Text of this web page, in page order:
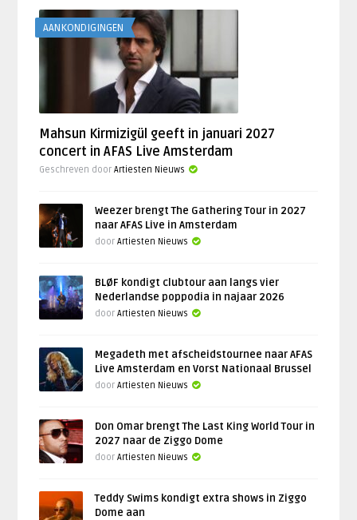
AANKONDIGINGEN
Mahsun Kirmizigül geeft in januari 2027
concert in AFAS Live Amsterdam
Geschreven doorArtiesten Nieuws
Weezer brengt The Gathering Tour in 2027
naar AFAS Live in Amsterdam
doorArtiesten Nieuws
BLØF kondigt clubtour aan langs vier
Nederlandse poppodia in najaar 2026
doorArtiesten Nieuws
Megadeth met afscheidstournee naar AFAS
Live Amsterdam en Vorst Nationaal Brussel
doorArtiesten Nieuws
Don Omar brengt The Last King World Tour in
2027 naar de Ziggo Dome
doorArtiesten Nieuws
Teddy Swims kondigt extra shows in Ziggo
Dome aan